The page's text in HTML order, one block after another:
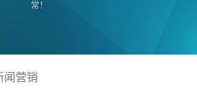
常！
闻营销